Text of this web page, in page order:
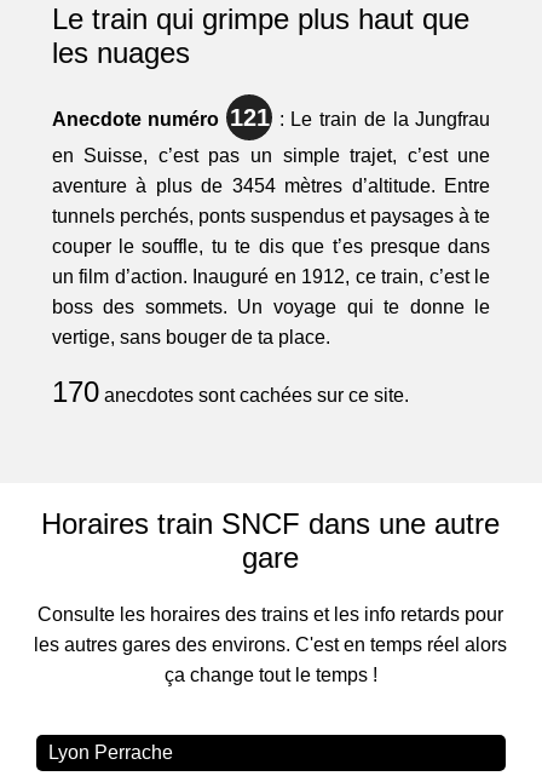
Le train qui grimpe plus haut que
les nuages
Anecdote numéro 121 : Le train de la Jungfrau
en Suisse, c’est pas un simple trajet, c’est une
aventure à plus de 3454 mètres d’altitude. Entre
tunnels perchés, ponts suspendus et paysages à te
couper le souffle, tu te dis que t’es presque dans
un film d’action. Inauguré en 1912, ce train, c’est le
boss des sommets. Un voyage qui te donne le
vertige, sans bouger de ta place.
170anecdotes sont cachées sur ce site.
Horaires train SNCF dans une autre
gare
Consulte les horaires des trains et les info retards pour
les autres gares des environs. C'est en temps réel alors
ça change tout le temps !
Lyon Perrache